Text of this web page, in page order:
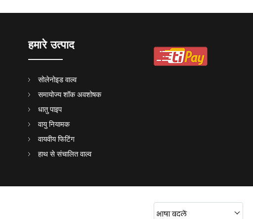
हमारे उत्पाद
सोलेनोइड वाल्व
समायोज्य शॉक अवशोषक
धातु पाइप
वायु नियामक
वायवीय फिटिंग
हाथ से संचालित वाल्व
भाषा बदलें